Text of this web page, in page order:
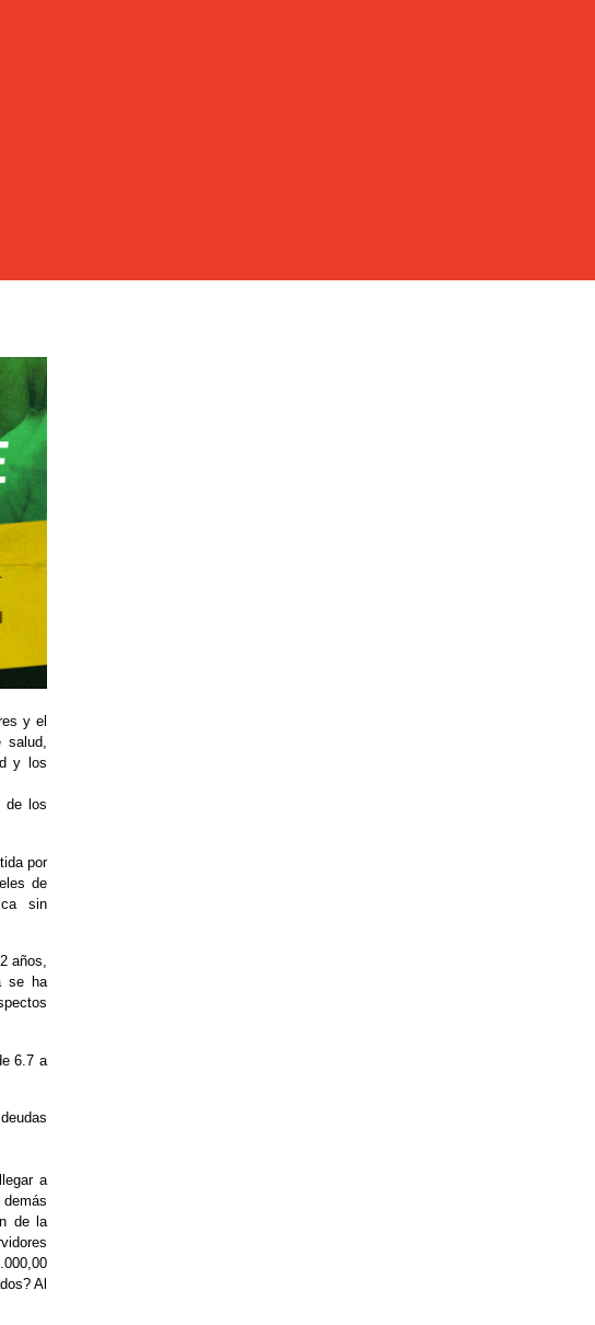
y el
salud,
y los
de los
por
de
sin
años,
se ha
6.7 a
a
de la
Al